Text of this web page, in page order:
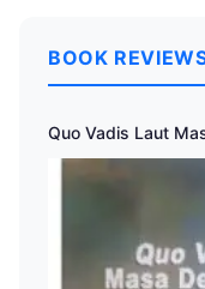
BOOK
Quo Vadis Laut